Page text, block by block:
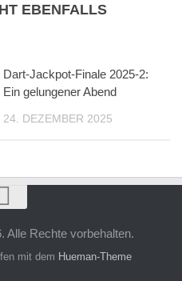
EBENFALLS
Dart-Jackpot-Finale 2025-2:
Ein gelungener Abend
24. DEZEMBER 2025
Alle Rechte vorbehalten.
mit dem Hueman-Theme